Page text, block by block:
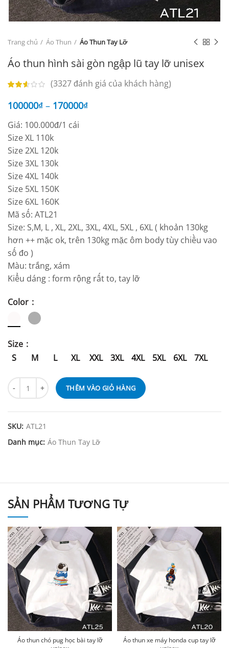
Trang chủ Áo Thun Áo Thun Tay Lỡ
Áo thun hình sài gòn ngập lũ tay lỡ unisex
(3327đánh giá của khách hàng)
100000₫ – 170000₫
Giá: 100.000đ/1 cái
Size XL 110k
Size 2XL 120k
Size 3XL 130k
Size 4XL 140k
Size 5XL 150K
Size 6XL 160K
Mã số: ATL21
Size: S,M, L , XL, 2XL, 3XL, 4XL, 5XL , 6XL ( khoản 130kg
hơn ++ mặc ok, trên 130kg mặc ôm body tùy chiều vao
số đo )
Màu: trắng, xám
Kiểu dáng : form rộng rất to, tay lỡ
Color
Size
S
M L XL XXL 3XL 4XL 5XL 6XL 7XL
THÊM VÀO GIỎ HÀNG
SKU: ATL21
Danh mục: Áo Thun Tay Lỡ
SẢN PHẨM TƯƠNG TỰ
Áo thun chó pug học bài tay lỡ
Áo thun xe máy honda cup tay lỡ